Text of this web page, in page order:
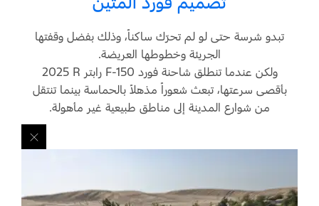
تبدو شرسة حتى لو لم تحرّك ساكناً، وذلك بفضل وقفتها
الجريئة وخطوطها العريضة.
ولكن عندما تنطلق شاحنة فورد F-150 رابتر R
‏ 2025
بأقصى سرعتها، تبعث شعوراً مذهلاً بالحماسة بينما تنتقل
من شوارع المدينة إلى مناطق طبيعية غير مأهولة.